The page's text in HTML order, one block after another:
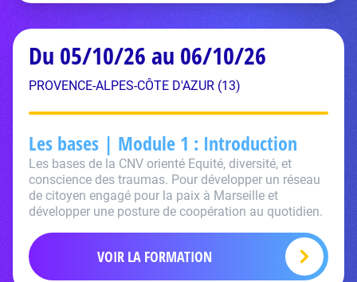
Du 05/10/26 au 06/10/26
PROVENCE-ALPES-CÔTE D'AZUR (13)
Les bases | Module 1 : Introduction
Les bases de la CNV orienté Equité, diversité, et
conscience des traumas. Pour développer un réseau
de citoyen engagé pour la paix à Marseille et
développer une posture de coopération au quotidien.
VOIR LA FORMATION